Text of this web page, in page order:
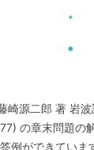
崎源二郎 著 岩
の章末問題の
例ができてい